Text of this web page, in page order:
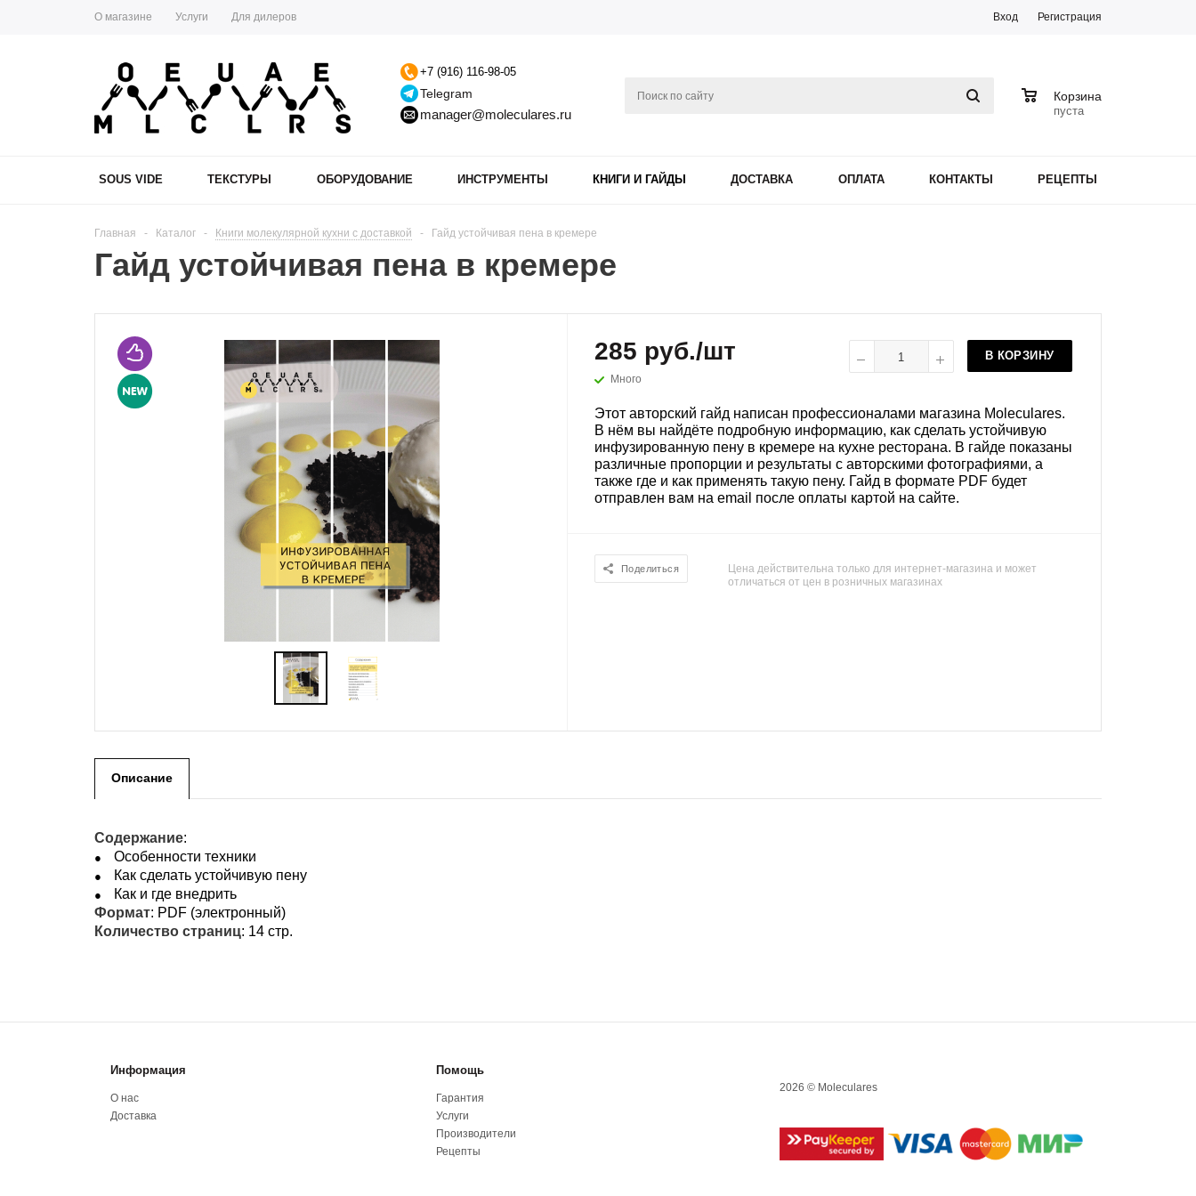
О магазине Услуги Для дилеров Вход Регистрация
+7 (916) 116-98-05
Telegram
manager@moleculares.ru
Корзина
пуста
SOUS VIDE ТЕКСТУРЫ ОБОРУДОВАНИЕ ИНСТРУМЕНТЫ КНИГИ И ГАЙДЫ ДОСТАВКА ОПЛАТА КОНТАКТЫ РЕЦЕПТЫ
Главная - Каталог - Книги молекулярной кухни с доставкой - Гайд устойчивая пена в кремере
Гайд устойчивая пена в кремере
285 руб./шт
Много
В КОРЗИНУ
Этот авторский гайд написан профессионалами магазина Moleculares.
В нём вы найдёте подробную информацию, как сделать устойчивую
инфузированную пену в кремере на кухне ресторана. В гайде показаны
различные пропорции и результаты с авторскими фотографиями, а
также где и как применять такую пену. Гайд в формате PDF будет
отправлен вам на email после оплаты картой на сайте.
Поделиться
Цена действительна только для интернет-магазина и может
отличаться от цен в розничных магазинах
Описание
Содержание:
Особенности техники
Как сделать устойчивую пену
Как и где внедрить
Формат: PDF (электронный)
Количество страниц: 14 стр.
Информация Помощь
О нас
Доставка
Гарантия
Услуги
Производители
Рецепты
2026 © Moleculares